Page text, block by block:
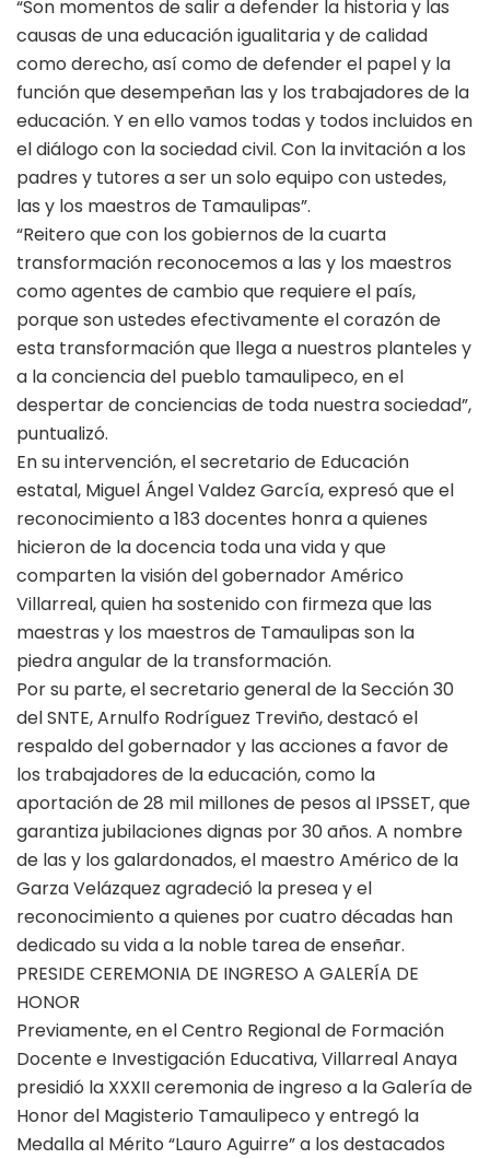
“Son momentos de salir a defender la historia y las
causas de una educación igualitaria y de calidad
como derecho, así como de defender el papel y la
función que desempeñan las y los trabajadores de la
educación. Y en ello vamos todas y todos incluidos en
el diálogo con la sociedad civil. Con la invitación a los
padres y tutores a ser un solo equipo con ustedes,
las y los maestros de Tamaulipas”.
“Reitero que con los gobiernos de la cuarta
transformación reconocemos a las y los maestros
como agentes de cambio que requiere el país,
porque son ustedes efectivamente el corazón de
esta transformación que llega a nuestros planteles y
a la conciencia del pueblo tamaulipeco, en el
despertar de conciencias de toda nuestra sociedad”,
puntualizó.
En su intervención, el secretario de Educación
estatal, Miguel Ángel Valdez García, expresó que el
reconocimiento a 183 docentes honra a quienes
hicieron de la docencia toda una vida y que
comparten la visión del gobernador Américo
Villarreal, quien ha sostenido con firmeza que las
maestras y los maestros de Tamaulipas son la
piedra angular de la transformación.
Por su parte, el secretario general de la Sección 30
del SNTE, Arnulfo Rodríguez Treviño, destacó el
respaldo del gobernador y las acciones a favor de
los trabajadores de la educación, como la
aportación de 28 mil millones de pesos al IPSSET, que
garantiza jubilaciones dignas por 30 años. A nombre
de las y los galardonados, el maestro Américo de la
Garza Velázquez agradeció la presea y el
reconocimiento a quienes por cuatro décadas han
dedicado su vida a la noble tarea de enseñar.
PRESIDE CEREMONIA DE INGRESO A GALERÍA DE
HONOR
Previamente, en el Centro Regional de Formación
Docente e Investigación Educativa, Villarreal Anaya
presidió la XXXII ceremonia de ingreso a la Galería de
Honor del Magisterio Tamaulipeco y entregó la
Medalla al Mérito “Lauro Aguirre” a los destacados